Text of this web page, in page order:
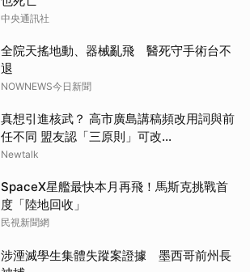
中央通訊社
全院天搖地動、器械亂飛 醫死守手術台不
退
NOWNEWS今日新聞
真想引進核武？ 高市廣島講稿頻改用詞與前
任不同 盟友認「三原則」可改...
Newtalk
SpaceX星艦最快本月再飛！馬斯克挑戰首
度「陸地回收」
民視新聞網
涉湮滅學生集體失蹤案證據 墨西哥前州長